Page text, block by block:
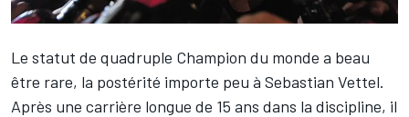
Le statut de quadruple Champion du monde a beau
être rare, la postérité importe peu à Sebastian Vettel.
Après une carrière longue de 15 ans dans la discipline, il